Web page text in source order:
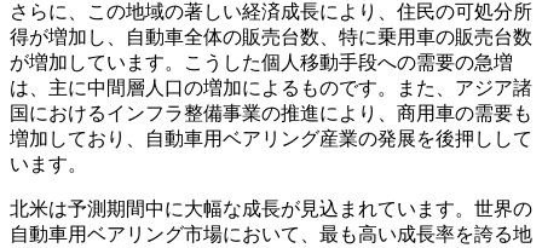
さらに、この地域の著しい経済成長により、住民の可処分所
得が増加し、自動車全体の販売台数、特に乗用車の販売台数
が増加しています。こうした個人移動手段への需要の急増
は、主に中間層人口の増加によるものです。また、アジア諸
国におけるインフラ整備事業の推進により、商用車の需要も
増加しており、自動車用ベアリング産業の発展を後押しして
います。
北米は予測期間中に大幅な成長が見込まれています。世界の
自動車用ベアリング市場において、最も高い成長率を誇る地